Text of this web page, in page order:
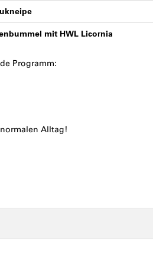
mit HWL Licornia
Programm:
Alltag!